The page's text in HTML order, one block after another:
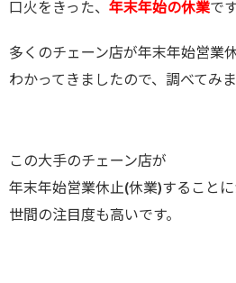
口火をきった、 年末年始の休業で
多くのチェーン店が年末年始営業
わかってきましたので、調べてみま
この大手のチェーン店が
年末年始営業休止(休業)すること
世間の注目度も高いです。